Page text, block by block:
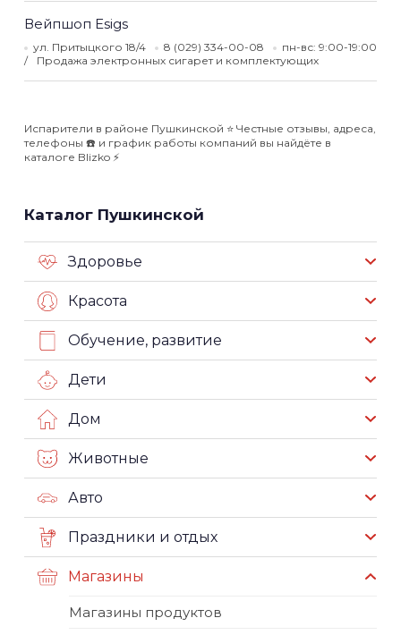
Вейпшоп Esigs
ул. Притыцкого 18/4 8 (029) 334-00-08
пн-вс: 9:00-19:00
Продажа электронных сигарет и комплектующих
Испарители в районе Пушкинской ⭐️ Честные отзывы, адреса,
телефоны ☎️ и график работы компаний вы найдёте в
каталоге Blizko ⚡️
Каталог Пушкинской
Здоровье
Красота
Обучение, развитие
Дети
Дом
Животные
Авто
Праздники и отдых
Магазины
Магазины продуктов